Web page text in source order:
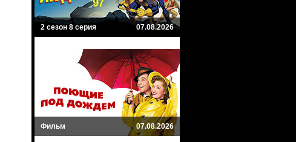
2 сезон 8 серия 07.08.2026
Фильм 07.08.2026